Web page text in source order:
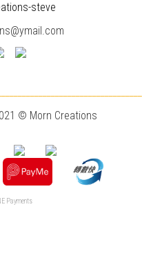
steve
© Morn Creations
Payments